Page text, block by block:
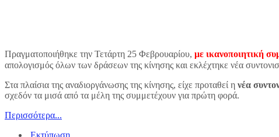
Πραγματοποιήθηκε την Τετάρτη 25 Φεβρουαρίου, με ικανοποιητική
απολογισμός όλων των δράσεων της κίνησης και εκλέχτηκε νέα
Στα πλαίσια της αναδιοργάνωσης της κίνησης, είχε προταθεί η νέα
σχεδόν τα μισά από τα μέλη της συμμετέχουν για πρώτη φορά.
Περισσότερα...
Εκτύπωση